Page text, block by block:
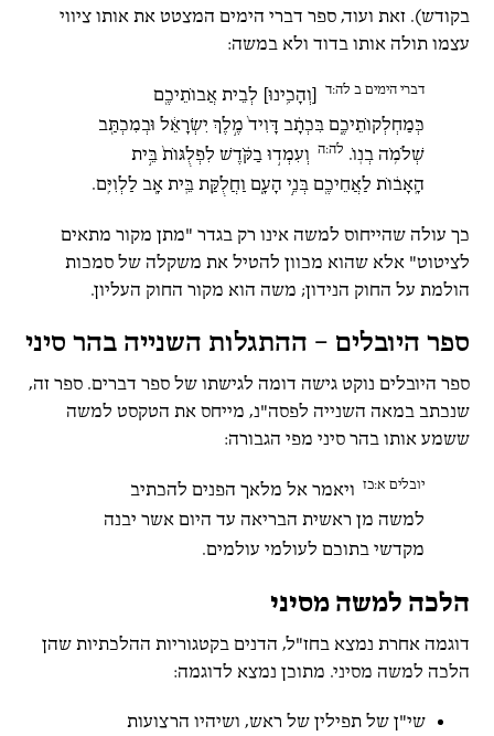
בקודש). זאת ועוד, ספר דברי הימים המצטט את אותו ציווי
עצמו תולה אותו בדוד ולא במשה:
דברי הימים ב לה:ד
[וְהָכִ֥ינוּ] לְבֵית אֲבוֹתֵיכֶ֖ם
כְּמַחְלְקוֹתֵיכֶ֑ם בִּכְתָ֗ב דָּוִיד֙ מֶ֣לֶךְ יִשְׂרָאֵ֔ל וּבְמִכְתַּ֖ב
שְׁלֹמֹ֥ה בְנֽוֹ. לה:ה וְעִמְד֣וּ בַקֹּ֗דֶשׁ לִפְלֻגּוֹת֙ בֵּ֣ית
הָֽאָב֔וֹת לַאֲחֵיכֶ֖ם בְּנֵ֣י הָעָ֑ם וַחֲלֻקַּ֥ת בֵּֽית אָ֖ב לַלְוִיִּֽם.
כך עולה שהייחוס למשה אינו רק בגדר "מתן מקור מתאים
לציטוט" אלא שהוא מכוון להטיל את משקלה של סמכות
הולמת על החוק הנידון; משה הוא מקור החוק העליון.
ספר היובלים – ההתגלות השנייה בהר סיני
ספר היובלים נוקט גישה דומה לגישתו של ספר דברים. ספר זה,
שנכתב במאה השנייה לפסה"נ, מייחס את הטקסט למשה
ששמע אותו בהר סיני מפי הגבורה:
יובלים א:כז ויאמר אל מלאך הפנים להכתיב
למשה מן ראשית הבריאה עד היום אשר יבנה
מקדשי בתוכם לעולמי עולמים.
הלכה למשה מסיני
דוגמה אחרת נמצא בחז"ל, הדנים בקטגוריות ההלכתיות שהן
הלכה למשה מסיני. מתוכן נמצא לדוגמה:
שי"ן של תפילין של ראש, ושיהיו הרצועות